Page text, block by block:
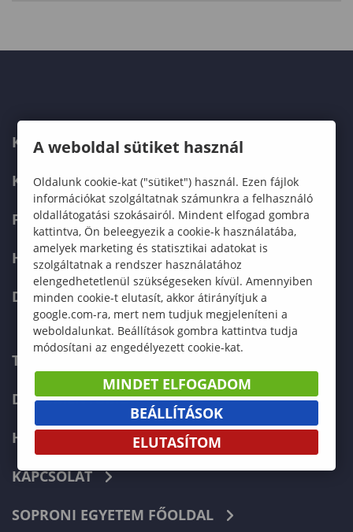
KARUNK
KÉPZÉSEK
FELVÉTELIZŐKNEK
HALLGATÓKNAK
DOKTORI ISKOLA
TELEFONKÖNYV
DOKUMENTUMOK
HÍREK
KAPCSOLAT
SOPRONI EGYETEM FŐOLDAL
A weboldal sütiket használ
Oldalunk cookie-kat ("sütiket") használ. Ezen fájlok
információkat szolgáltatnak számunkra a felhasználó
oldallátogatási szokásairól. Mindent elfogad gombra
kattintva, Ön beleegyezik a cookie-k használatába,
amelyek marketing és statisztikai adatokat is
szolgáltatnak a rendszer használatához
elengedhetetlenül szükségeseken kívül. Amennyiben
minden cookie-t elutasít, akkor átirányítjuk a
google.com-ra, mert nem tudjuk megjeleníteni a
weboldalunkat. Beállítások gombra kattintva tudja
módosítani az engedélyezett cookie-kat.
MINDET ELFOGADOM
BEÁLLÍTÁSOK
ELUTASÍTOM